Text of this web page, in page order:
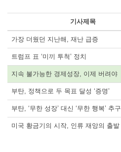
기사제목
가장 더웠던 지난해, 재난 급증
트럼프 표 ‘미끼 투척’ 정치
지속 불가능한 경제성장, 이제 버려야
부탄, 정책으로 두 목표 달성 ‘증명’
부탄, ‘무한 성장’ 대신 ‘무한 행복’ 추구
미국 황금기의 시작, 인류 재앙의 출발